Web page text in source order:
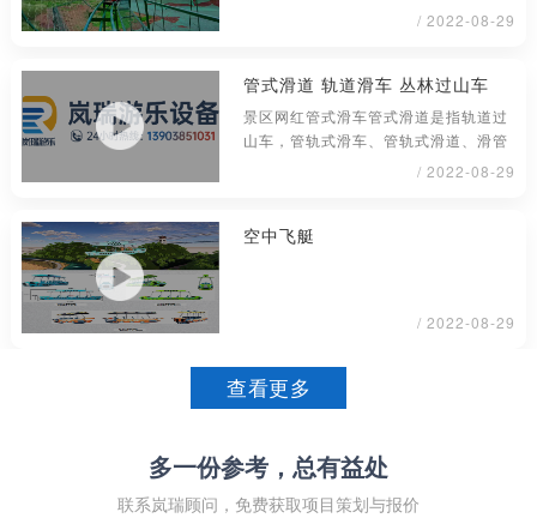
缝钢管材料制成，铺设或架在地面上具
/ 2022-08-29
管式滑道 轨道滑车 丛林过山车
景区网红管式滑车管式滑道是指轨道过
山车，管轨式滑车、管轨式滑道、滑管
车等。一般用无缝钢管材料制成，铺
/ 2022-08-29
空中飞艇
/ 2022-08-29
查看更多
多一份参考，总有益处
联系岚瑞顾问，免费获取项目策划与报价